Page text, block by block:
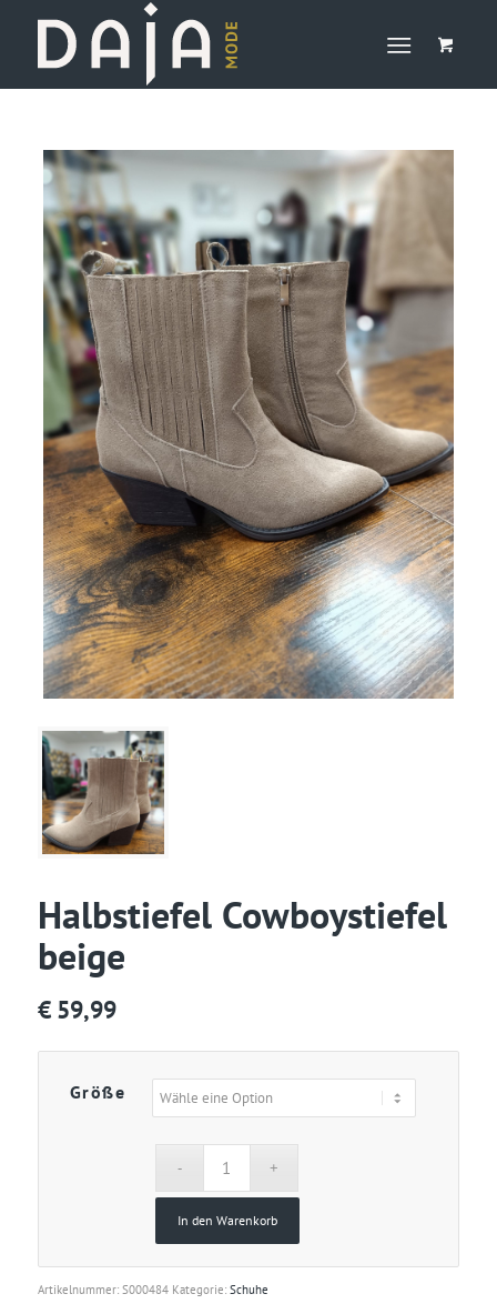
Halbstiefel Cowboystiefel
beige
€ 59,99
Größe
In den Warenkorb
Artikelnummer: S000484 Kategorie: Schuhe